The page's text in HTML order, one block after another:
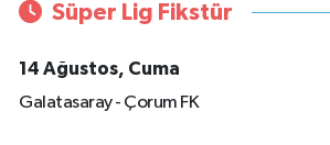
Süper Lig Fikstür
14 Ağustos, Cuma
Galatasaray - Çorum FK